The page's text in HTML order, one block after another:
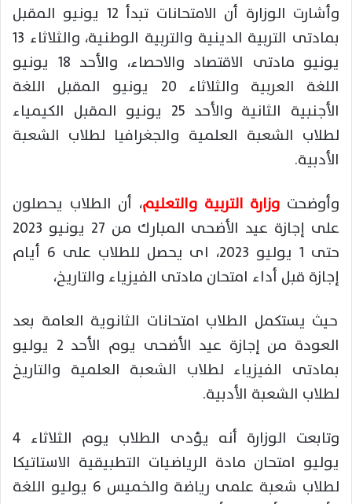
وأشارت الوزارة أن الامتحانات تبدأ 12 يونيو المقبل
بمادتى التربية الدينية والتربية الوطنية، والثلاثاء 13
يونيو مادتى الاقتصاد والاحصاء، والأحد 18 يونيو
اللغة العربية والثلاثاء 20 يونيو المقبل اللغة
الأجنبية الثانية والأحد 25 يونيو المقبل الكيمياء
لطلاب الشعبة العلمية والجغرافيا لطلاب الشعبة
الأدبية.
وأوضحت وزارة التربية والتعليم، أن الطلاب يحصلون
على إجازة عيد الأضحى المبارك من 27 يونيو 2023
حتى 1 يوليو 2023، اى يحصل للطلاب على 6 أيام
إجازة قبل أداء امتحان مادتى الفيزياء والتاريخ،
حيث يستكمل الطلاب امتحانات الثانوية العامة بعد
العودة من إجازة عيد الأضحى يوم الأحد 2 يوليو
بمادتى الفيزياء لطلاب الشعبة العلمية والتاريخ
لطلاب الشعبة الأدبية.
وتابعت الوزارة أنه يؤدى الطلاب يوم الثلاثاء 4
يوليو امتحان مادة الرياضيات التطبيقية الاستاتيكا
لطلاب شعبة علمى رياضة والخميس 6 يوليو اللغة